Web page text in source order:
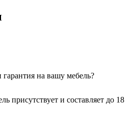
гарантия на вашу мебель?
присутствует и составляет до 18